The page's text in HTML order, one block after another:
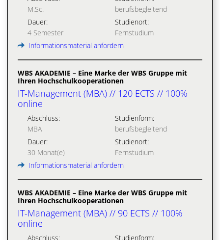
M.Sc.
berufsbegleitend
Dauer:
4 Semester
Studienort:
Fernstudium
Informationsmaterial anfordern
WBS AKADEMIE – Eine Marke der WBS Gruppe mit
Ihren Hochschulkooperationen
IT-Management (MBA) // 120 ECTS // 100%
online
Abschluss:
MBA
Studienform:
berufsbegleitend
Dauer:
30 Monat(e)
Studienort:
Fernstudium
Informationsmaterial anfordern
WBS AKADEMIE – Eine Marke der WBS Gruppe mit
Ihren Hochschulkooperationen
IT-Management (MBA) // 90 ECTS // 100%
online
Abschluss: Studienform: